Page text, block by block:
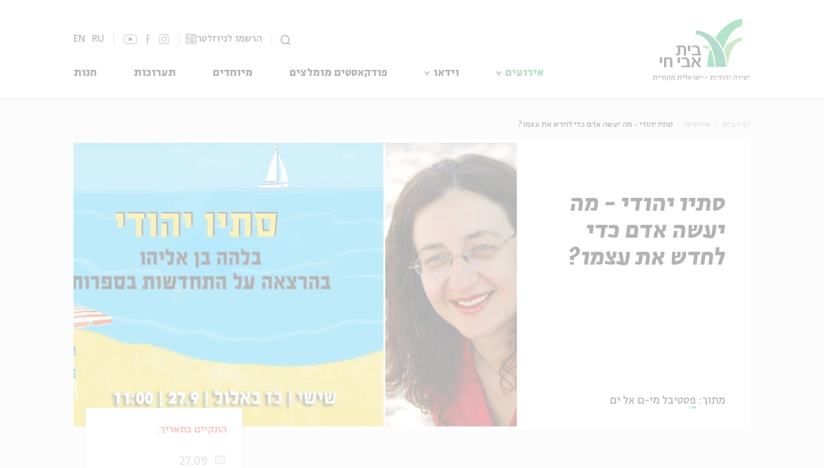
הרשמו לניוזלטר EN RU
אירועים וידאו פודקאסטים מומלצים מיוחדים תערוכות חנות
דף הבית אירועים סתיו יהודי - מה יעשה אדם כדי לחדש את עצמו?
סתיו יהודי - מה
יעשה אדם כדי
לחדש את עצמו?
מתוך: פסטיבל מי-ם אל ים
התקיים בתאריך:
27.09